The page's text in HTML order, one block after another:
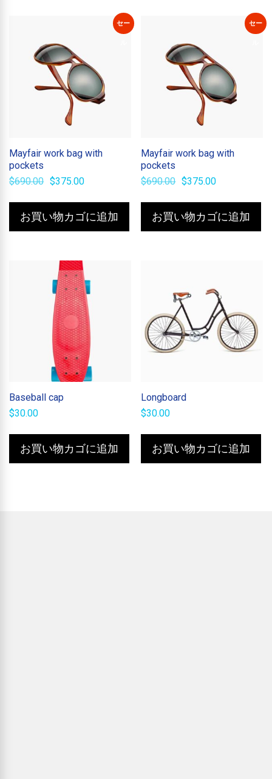
セー
Mayfair work bag with
pockets
$690.00 元
価
格
は
$690.00
た。
$375.00現
の
価
格
は
お買い物カゴに追加
セー
Mayfair work bag with
pockets
$690.00 元
価
格
は
$690.00
$375.00現
の
価
格
は
お買い物カゴに追加
Baseball cap
$30.00
お買い物カゴに追加
Longboard
$30.00
お買い物カゴに追加